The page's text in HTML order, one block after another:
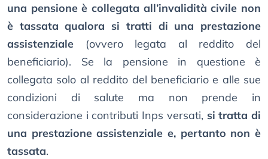
una pensione è collegata all’invalidità civile non
è tassata qualora si tratti di una prestazione
assistenziale (ovvero legata al reddito del
beneficiario). Se la pensione in questione è
collegata solo al reddito del beneficiario e alle sue
condizioni di salute ma non prende in
considerazione i contributi Inps versati, si tratta di
una prestazione assistenziale e, pertanto non è
tassata.